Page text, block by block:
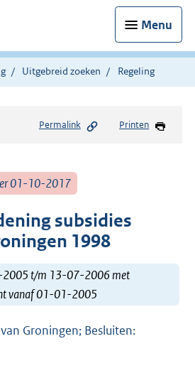
Menu
Uitgebreid zoeken Regeling
Permalink Printen
01-10-2017
subsidies
1998
2005 t/m 13-07-2006 met
vanaf 01-01-2005
Groningen; Besluiten: